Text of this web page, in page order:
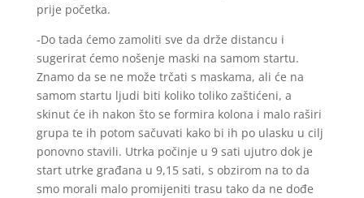
prije početka.
-Do tada ćemo zamoliti sve da drže distancu i
sugerirat ćemo nošenje maski na samom startu.
Znamo da se ne može trčati s maskama, ali će na
samom startu ljudi biti koliko toliko zaštićeni, a
skinut će ih nakon što se formira kolona i malo raširi
grupa te ih potom sačuvati kako bi ih po ulasku u cilj
ponovno stavili. Utrka počinje u 9 sati ujutro dok je
start utrke građana u 9,15 sati, s obzirom na to da
smo morali malo promijeniti trasu tako da ne dođe